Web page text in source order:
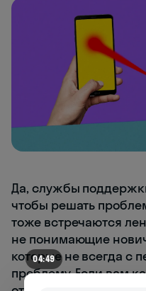
Да, службы
чтобы решать
тоже встречаются
не понимающие
которые не всегда с
проблему. Если вам
04:49